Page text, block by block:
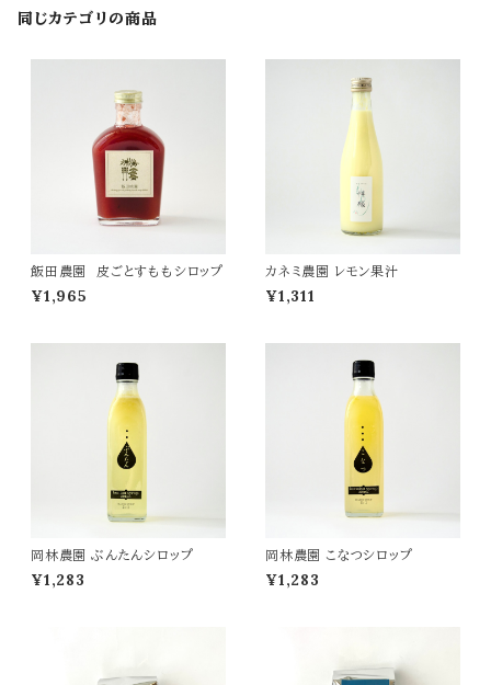
同じカテゴリの商品
飯田農園 皮ごとすももシロップ
¥1,965
カネミ農園 レモン果汁
¥1,311
岡林農園 ぶんたんシロップ
¥1,283
岡林農園 こなつシロップ
¥1,283